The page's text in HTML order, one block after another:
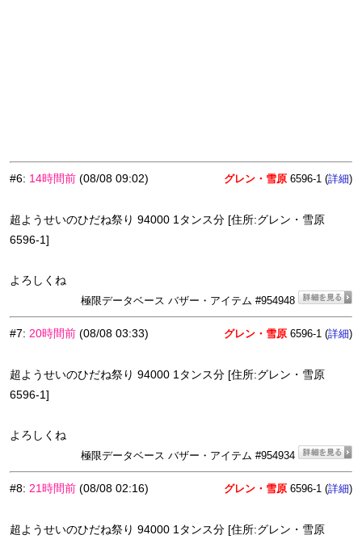
#6: 14時間前 (08/08 09:02) グレン・雪原 6596-1 (詳細)
超ようせいのひだね祭り 94000 1タンス分 [住所:グレン・雪原
6596-1]
よろしくね
極限データベース バザー・アイテム #954948
#7: 20時間前 (08/08 03:33) グレン・雪原 6596-1 (詳細)
超ようせいのひだね祭り 94000 1タンス分 [住所:グレン・雪原
6596-1]
よろしくね
極限データベース バザー・アイテム #954934
#8: 21時間前 (08/08 02:16) グレン・雪原 6596-1 (詳細)
超ようせいのひだね祭り 94000 1タンス分 [住所:グレン・雪原